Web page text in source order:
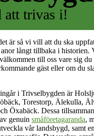
att trivas i!
är så vi vill att du ska
långt tillbaka i historien.
till oss vare sig
gäst eller om du
i Trivselbygden är
Torestorp, Älekulla,
Öxabäck. Dessa
genuin småföretagaranda,
vår landsbygd, samt